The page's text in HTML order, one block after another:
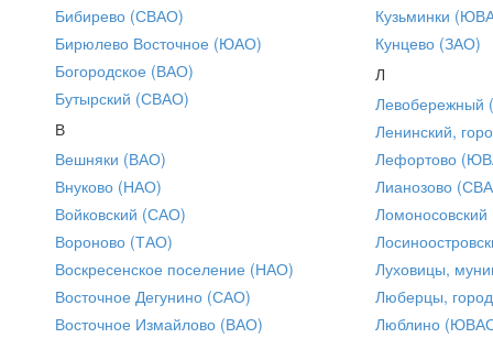
Бибирево (СВАО)
Бирюлево Восточное (ЮАО)
Богородское (ВАО)
Бутырский (СВАО)
В
Вешняки (ВАО)
Внуково (НАО)
Войковский (САО)
Вороново (ТАО)
Воскресенское поселение (НАО)
Восточное Дегунино (САО)
Восточное Измайлово (ВАО)
Кузьминки
Кунцево (ЗАО)
Л
Ленинский,
Лефортово
Лианозово
Луховицы,
Люберцы,
Люблино